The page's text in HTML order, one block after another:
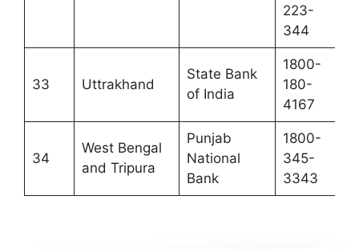
223-
344
33 Uttrakhand
State Bank
of India
1800-
180-
4167
34
West Bengal
and Tripura
Punjab
National
Bank
1800-
345-
3343